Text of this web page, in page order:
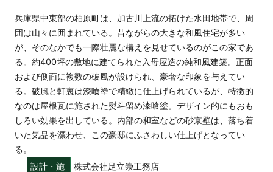
兵庫県中東部の柏原町は、加古川上流の拓けた水田地帯で、周
囲は山々に囲まれている。昔ながらの大きな和風住宅が多い
が、そのなかでも一際壮麗な構えを見せているのがこの家であ
る。約400坪の敷地に建てられた入母屋造の純和風建築。正面
および側面に複数の破風が設けられ、豪奢な印象を与えてい
る。破風と軒裏は漆喰塗で精緻に仕上げられているが、特徴的
なのは屋根瓦に施された熨斗留め漆喰塗。デザイン的にもおも
しろい効果を出している。内部の和室などの砂京壁は、落ち着
いた気品を漂わせ、この豪邸にふさわしい仕上げとなってい
る。
設計・施
株式会社足立崇工務店